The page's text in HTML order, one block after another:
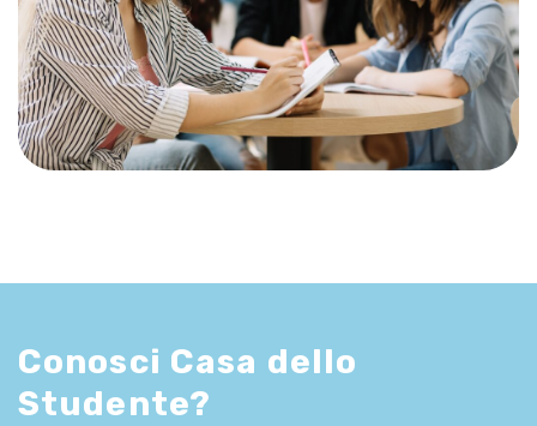
Conosci Casa dello
Studente?